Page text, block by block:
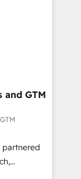
in
insight
solutions
and
Impact
HubSpot
and GTM
partnered
With